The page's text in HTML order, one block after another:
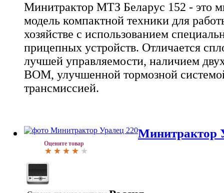
Минитрактор МТЗ Беларус 152 - это
модель компактной техники для
хозяйстве с использованием
прицепных устройств. Отличается
лучшей управляемости, наличием
ВОМ, улучшенной тормозной
трансмиссией.
Оцените товар
Минитрактор